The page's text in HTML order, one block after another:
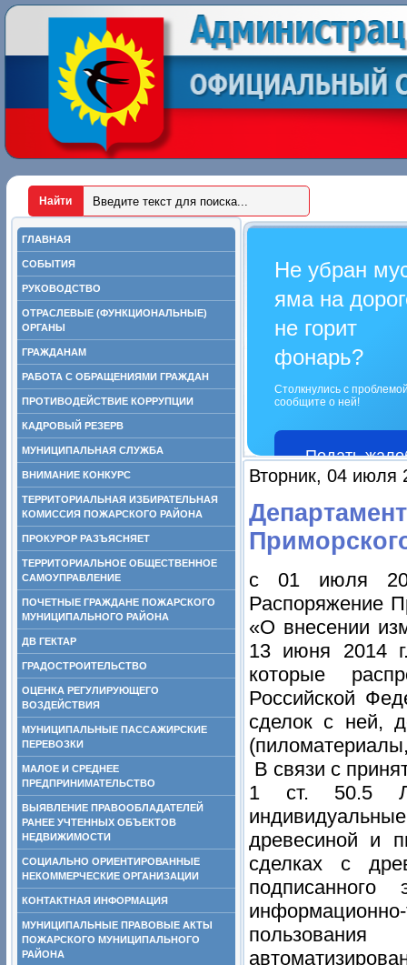
ГЛАВНАЯ
СОБЫТИЯ
РУКОВОДСТВО
ОТРАСЛЕВЫЕ (ФУНКЦИОНАЛЬНЫЕ)
ОРГАНЫ
ГРАЖДАНАМ
РАБОТА С ОБРАЩЕНИЯМИ ГРАЖДАН
ПРОТИВОДЕЙСТВИЕ КОРРУПЦИИ
КАДРОВЫЙ РЕЗЕРВ
МУНИЦИПАЛЬНАЯ СЛУЖБА
ВНИМАНИЕ КОНКУРС
ТЕРРИТОРИАЛЬНАЯ ИЗБИРАТЕЛЬНАЯ
КОМИССИЯ ПОЖАРСКОГО РАЙОНА
ПРОКУРОР РАЗЪЯСНЯЕТ
ТЕРРИТОРИАЛЬНОЕ ОБЩЕСТВЕННОЕ
САМОУПРАВЛЕНИЕ
ПОЧЕТНЫЕ ГРАЖДАНЕ ПОЖАРСКОГО
МУНИЦИПАЛЬНОГО РАЙОНА
ДВ ГЕКТАР
ГРАДОСТРОИТЕЛЬСТВО
ОЦЕНКА РЕГУЛИРУЮЩЕГО
ВОЗДЕЙСТВИЯ
МУНИЦИПАЛЬНЫЕ ПАССАЖИРСКИЕ
ПЕРЕВОЗКИ
МАЛОЕ И СРЕДНЕЕ
ПРЕДПРИНИМАТЕЛЬСТВО
ВЫЯВЛЕНИЕ ПРАВООБЛАДАТЕЛЕЙ
РАНЕЕ УЧТЕННЫХ ОБЪЕКТОВ
НЕДВИЖИМОСТИ
СОЦИАЛЬНО ОРИЕНТИРОВАННЫЕ
НЕКОММЕРЧЕСКИЕ ОРГАНИЗАЦИИ
КОНТАКТНАЯ ИНФОРМАЦИЯ
МУНИЦИПАЛЬНЫЕ ПРАВОВЫЕ АКТЫ
ПОЖАРСКОГО МУНИЦИПАЛЬНОГО
РАЙОНА
Не убран
яма на
не горит
фонарь?
Столкнулись с
сообщите о ней!
Подать
Вторник, 04 июля
с 01 июля
Распоряжение
«О внесении
13 июня 2014
которые
Российской
сделок с ней,
В связи с
1 ст. 50.5
древесиной и
сделках с
подписанного